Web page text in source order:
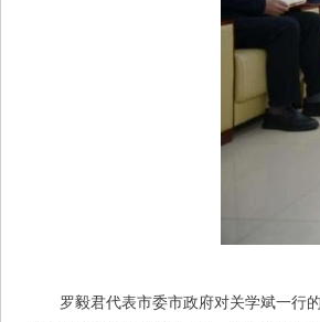
罗毅君代表市委市政府对关学斌一行